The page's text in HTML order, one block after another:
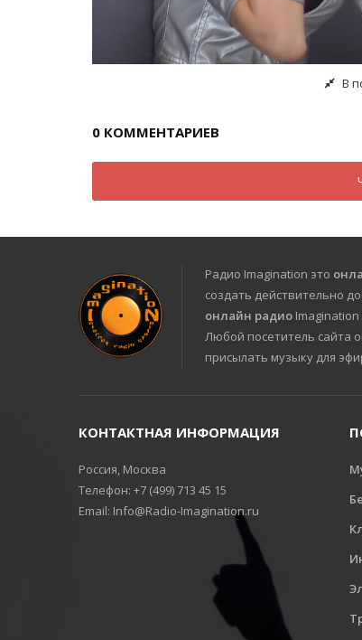
В
0 КОММЕНТАРИЕВ
Радио Imagination это
создать действительно
онлайн радио
Любой посетитель сайта
присылать музыку для
КОНТАКТНАЯ ИНФОРМАЦИЯ
Россия, Москва
Телефон: +7 (499) 713 45 15
Email: Info@Radio-Imagination.ru